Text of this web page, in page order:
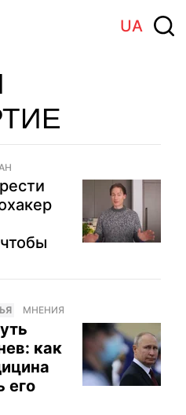
UA
МНЕНИЯ
как
его